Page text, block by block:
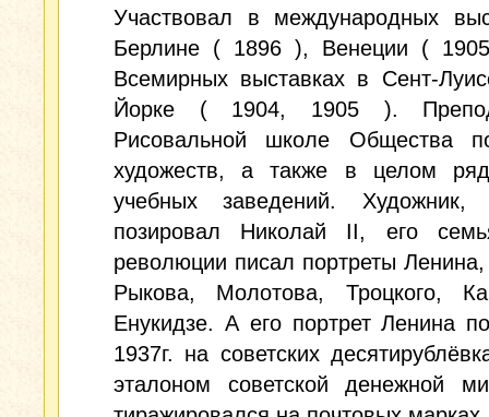
Участвовал в международных
Берлине ( 1896 ), Венеции (
Всемирных выставках в Сент-
Йорке ( 1904, 1905 ).
Рисовальной школе Общества
художеств, а также в целом
учебных заведений. Художник,
позировал Николай II, его
революции писал портреты
Рыкова, Молотова, Троцкого,
Енукидзе. А его портрет Ленина
1937г. на советских
эталоном советской денежной